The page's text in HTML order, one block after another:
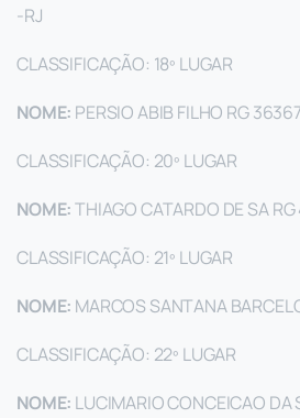
-RJ
CLASSIFICAÇÃO: 18º LUGAR
NOME: PERSIO ABIB FILHO RG
CLASSIFICAÇÃO: 20º LUGAR
NOME:THIAGO CATARDO DE SA
CLASSIFICAÇÃO: 21º LUGAR
NOME: MARCOS SANTANA
CLASSIFICAÇÃO: 22º LUGAR
NOME: LUCIMARIO CONCEICAO DA